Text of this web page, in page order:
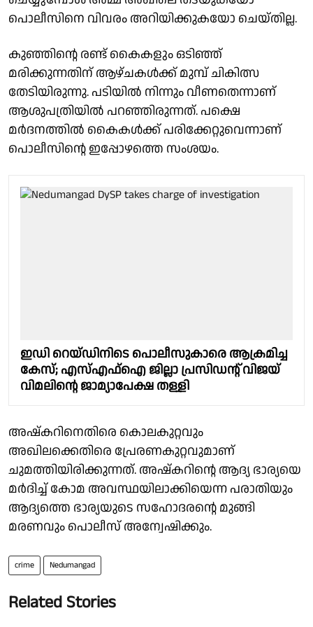
പൊലീസിനെ വിവരം അറിയിക്കുകയോ ചെയ്തില്ല.
കുഞ്ഞിന്റെ രണ്ട് കൈകളും ഒടിഞ്ഞ്
മരിക്കുന്നതിന് ആഴ്ചകള്‍ക്ക് മുമ്പ് ചികിത്സ
തേടിയിരുന്നു. പടിയില്‍ നിന്നും വീണതെന്നാണ്
ആശുപത്രിയില്‍ പറഞ്ഞിരുന്നത്. പക്ഷെ
മര്‍ദനത്തില്‍ കൈകള്‍ക്ക് പരിക്കേറ്റുവെന്നാണ്
പൊലീസിന്റെ ഇപ്പോഴത്തെ സംശയം.
ഇഡി റെയ്ഡിനിടെ പൊലീസുകാരെ ആക്രമിച്ച
കേസ്; എസ്എഫ്ഐ ജില്ലാ പ്രസിഡൻ്റ് വിജയ്
വിമലിൻ്റെ ജാമ്യാപേക്ഷ തള്ളി
അഷ്‌കറിനെതിരെ കൊലകുറ്റവും
അഖിലക്കെതിരെ പ്രേരണകുറ്റവുമാണ്
ചുമത്തിയിരിക്കുന്നത്. അഷ്‌കറിന്റെ ആദ്യ ഭാര്യയെ
മര്‍ദിച്ച് കോമ അവസ്ഥയിലാക്കിയെന്ന പരാതിയും
ആദ്യത്തെ ഭാര്യയുടെ സഹോദരന്റെ മുങ്ങി
മരണവും പൊലീസ് അന്വേഷിക്കും.
crime Nedumangad
Related Stories